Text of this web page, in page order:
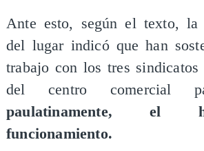
Ante esto, según el texto, la
del lugar indicó que han
trabajo con los tres sindicatos
del centro comercial
paulatinamente, el
funcionamiento.